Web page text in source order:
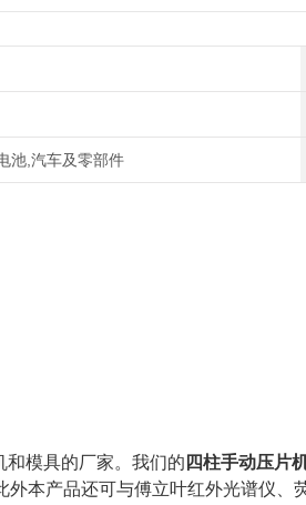
池,汽车及零部件
和模具的厂家。我们的 四柱手动压片
外本产品还可与傅立叶红外光谱仪、